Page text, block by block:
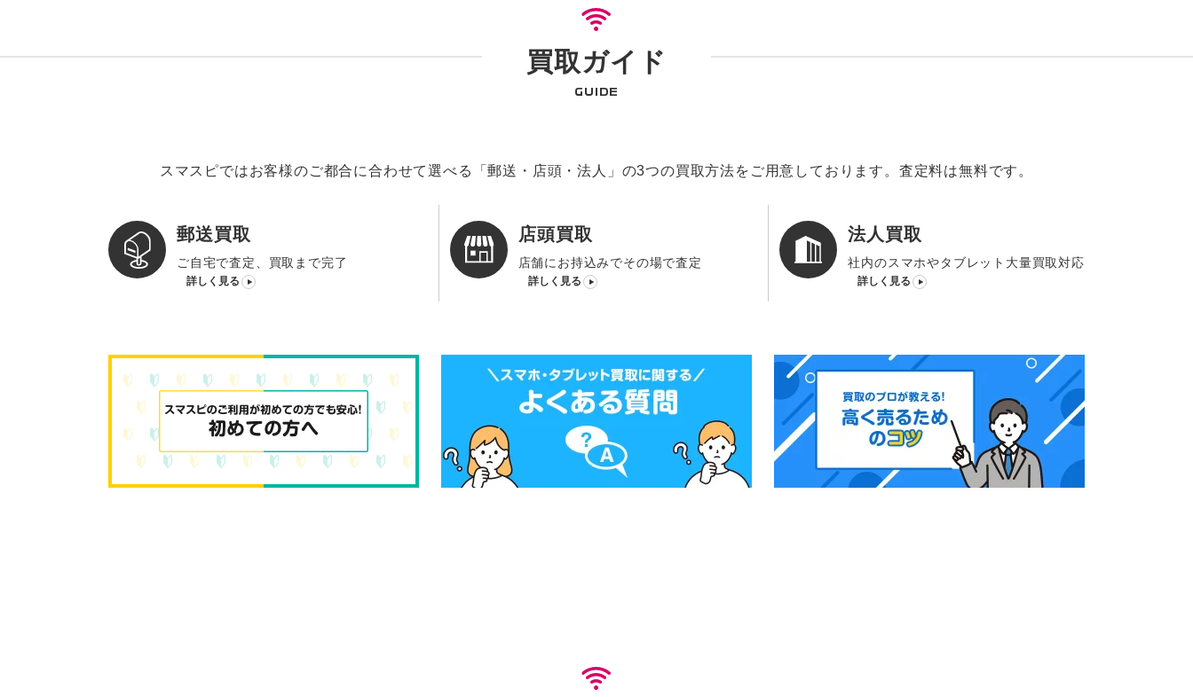
買取ガイド
GUIDE
スマスピではお客様のご都合に合わせて選べる「郵送・店頭・法人」の3つの買取方法をご用意しております。査定料は無料です。
郵送買取
ご自宅で査定、買取まで完了
詳しく見る
店頭買取
店舗にお持込みでその場で査定
詳しく見る
法人買取
社内のスマホやタブレット大量買取対応
詳しく見る